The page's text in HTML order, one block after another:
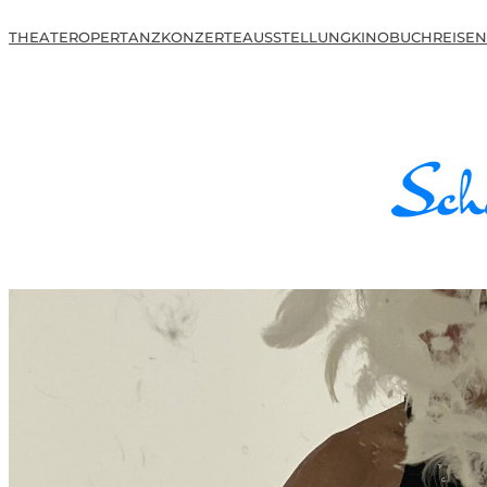
THEATEROPERTANZKONZERTEAUSSTELLUNGKINOBUCHREISEN